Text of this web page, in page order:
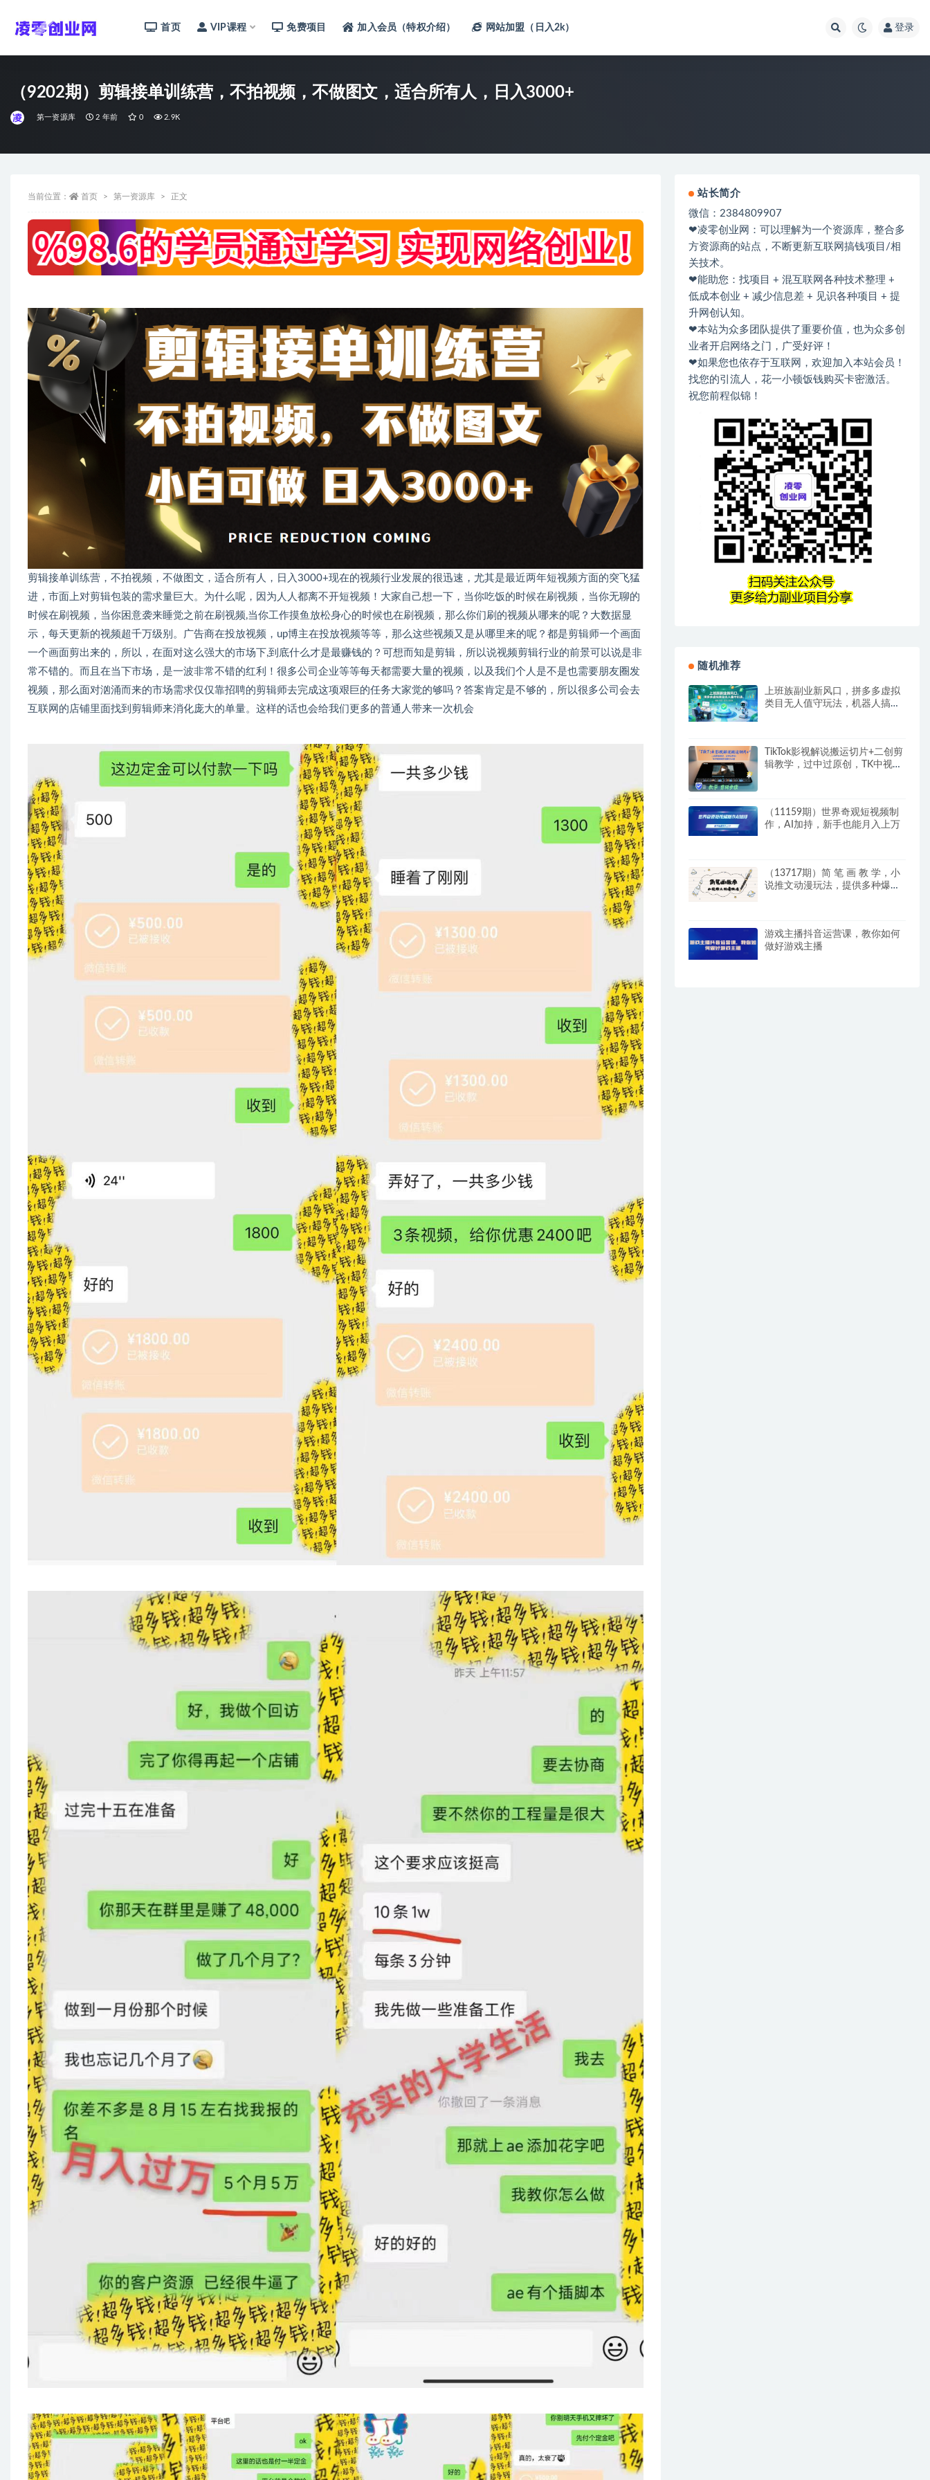
首页 VIP课程 免费项目 加入会员（特权介绍） 网站加盟（日入2k） 登录
（9202期）剪辑接单训练营，不拍视频，不做图文，适合所有人，日入3000+
第一资源库 2 年前 0 2.9K
当前位置： 首页 第一资源库 正文
剪辑接单训练营，不拍视频，不做图文，适合所有人，日入3000+现在的视频行业发展的很迅速，尤其是最近两年短视频方面的突飞猛
进，市面上对剪辑包装的需求量巨大。为什么呢，因为人人都离不开短视频！大家自己想一下，当你吃饭的时候在刷视频，当你无聊的
时候在刷视频，当你困意袭来睡觉之前在刷视频,当你工作摸鱼放松身心的时候也在刷视频，那么你们刷的视频从哪来的呢？大数据显
示，每天更新的视频超千万级别。广告商在投放视频，up博主在投放视频等等，那么这些视频又是从哪里来的呢？都是剪辑师一个画面
一个画面剪出来的，所以，在面对这么强大的市场下,到底什么才是最赚钱的？可想而知是剪辑，所以说视频剪辑行业的前景可以说是非
常不错的。而且在当下市场，是一波非常不错的红利！很多公司企业等等每天都需要大量的视频，以及我们个人是不是也需要朋友圈发
视频，那么面对汹涌而来的市场需求仅仅靠招聘的剪辑师去完成这项艰巨的任务大家觉的够吗？答案肯定是不够的，所以很多公司会去
互联网的店铺里面找到剪辑师来消化庞大的单量。这样的话也会给我们更多的普通人带来一次机会
站长简介
微信：2384809907
❤凌零创业网：可以理解为一个资源库，整合多
方资源商的站点，不断更新互联网搞钱项目/相
关技术。
❤能助您：找项目 + 混互联网各种技术整理 +
低成本创业 + 减少信息差 + 见识各种项目 + 提
升网创认知。
❤本站为众多团队提供了重要价值，也为众多创
业者开启网络之门，广受好评！
❤如果您也依存于互联网，欢迎加入本站会员！
找您的引流人，花一小顿饭钱购买卡密激活。
祝您前程似锦！
随机推荐
上班族副业新风口，拼多多虚拟
类目无人值守玩法，机器人搞定
TikTok影视解说搬运切片+二创剪
辑教学，过中过原创，TK中视频
（11159期）世界奇观短视频制
作，AI加持，新手也能月入上万
（13717期）简 笔 画 教 学，小
说推文动漫玩法，提供多种爆点
游戏主播抖音运营课，教你如何
做好游戏主播